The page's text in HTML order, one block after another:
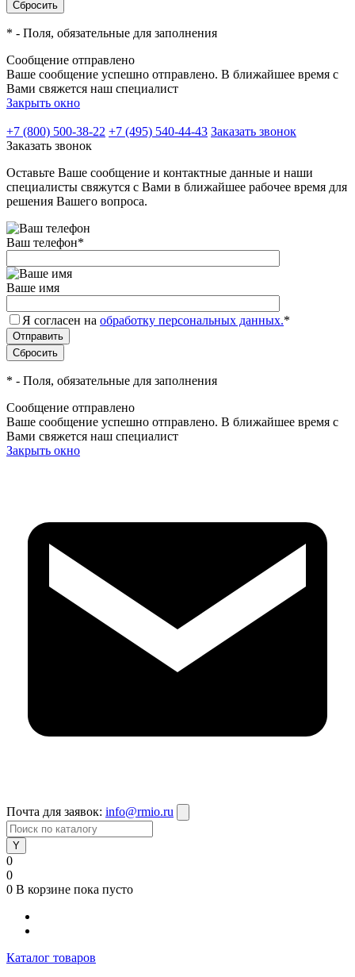
* - Поля, обязательные для заполнения
Сообщение отправлено
Ваше сообщение успешно отправлено. В ближайшее время с
Вами свяжется наш специалист
Закрыть окно
+7 (800) 500-38-22 +7 (495) 540-44-43 Заказать звонок
Заказать звонок
Оставьте Ваше сообщение и контактные данные и наши
специалисты свяжутся с Вами в ближайшее рабочее время для
решения Вашего вопроса.
Ваш телефон*
Ваше имя
Я согласен на обработку персональных данных.*
* - Поля, обязательные для заполнения
Сообщение отправлено
Ваше сообщение успешно отправлено. В ближайшее время с
Вами свяжется наш специалист
Закрыть окно
Почта для заявок: info@rmio.ru
0
0
0 В корзине пока пусто
Каталог товаров